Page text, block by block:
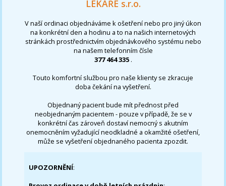
LÉKAŘE s.r.o.
V naší ordinaci objednáváme k ošetření nebo pro jiný úkon
na konkrétní den a hodinu a to na našich internetových
stránkách prostřednictvím objednávkového systému nebo
na našem telefonním čísle
377 464 335 .
Touto komfortní službou pro naše klienty se zkracuje
doba čekání na vyšetření.
Objednaný pacient bude mít přednost před
neobjednaným pacientem - pouze v případě, že se v
konkrétní čas zároveň dostaví nemocný s akutním
onemocněním vyžadující neodkladné a okamžité ošetření,
může se vyšetření objednaného pacienta zpozdit.
UPOZORNĚNÍ: